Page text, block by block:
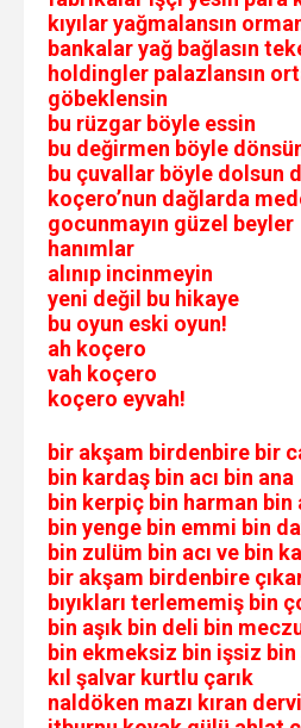
kıyılar yağmalansın
bankalar yağ bağlasın
holdingler palazlansın
göbeklensin
bu rüzgar böyle essin
bu değirmen böyle
bu çuvallar böyle dolsun
koçero’nun dağlarda
gocunmayın güzel beyler
hanımlar
alınıp incinmeyin
yeni değil bu hikaye
bu oyun eski oyun!
ah koçero
vah koçero
koçero eyvah!
bir akşam birdenbire bir
bin kardaş bin acı bin ana
bin kerpiç bin harman bin
bin yenge bin emmi bin
bin zulüm bin acı ve bin
bir akşam birdenbire
bıyıkları terlememiş bin
bin aşık bin deli bin
bin ekmeksiz bin işsiz bin
kıl şalvar kurtlu çarık
naldöken mazı kıran